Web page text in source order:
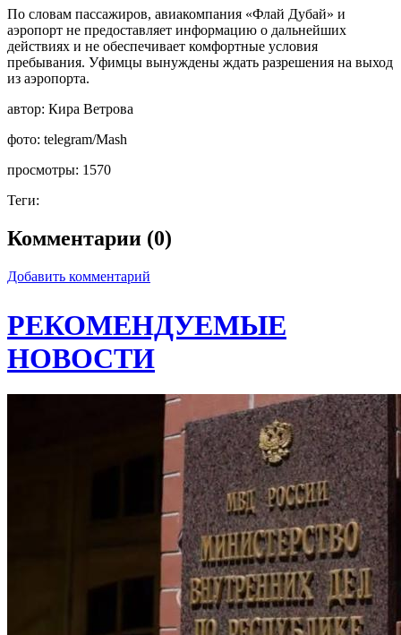
По словам пассажиров, авиакомпания «Флай Дубай» и
аэропорт не предоставляет информацию о дальнейших
действиях и не обеспечивает комфортные условия
пребывания. Уфимцы вынуждены ждать разрешения на выход
из аэропорта.
автор: Кира Ветрова
фото: telegram/Mash
просмотры: 1570
Теги:
Комментарии (0)
Добавить комментарий
РЕКОМЕНДУЕМЫЕ
НОВОСТИ